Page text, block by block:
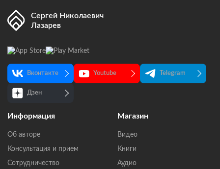
Сергей Николаевич
Лазарев
Вконтакте Youtube Telegram
Дзен
Информация
Об авторе
Консультация и прием
Сотрудничество
Магазин
Видео
Книги
Аудио